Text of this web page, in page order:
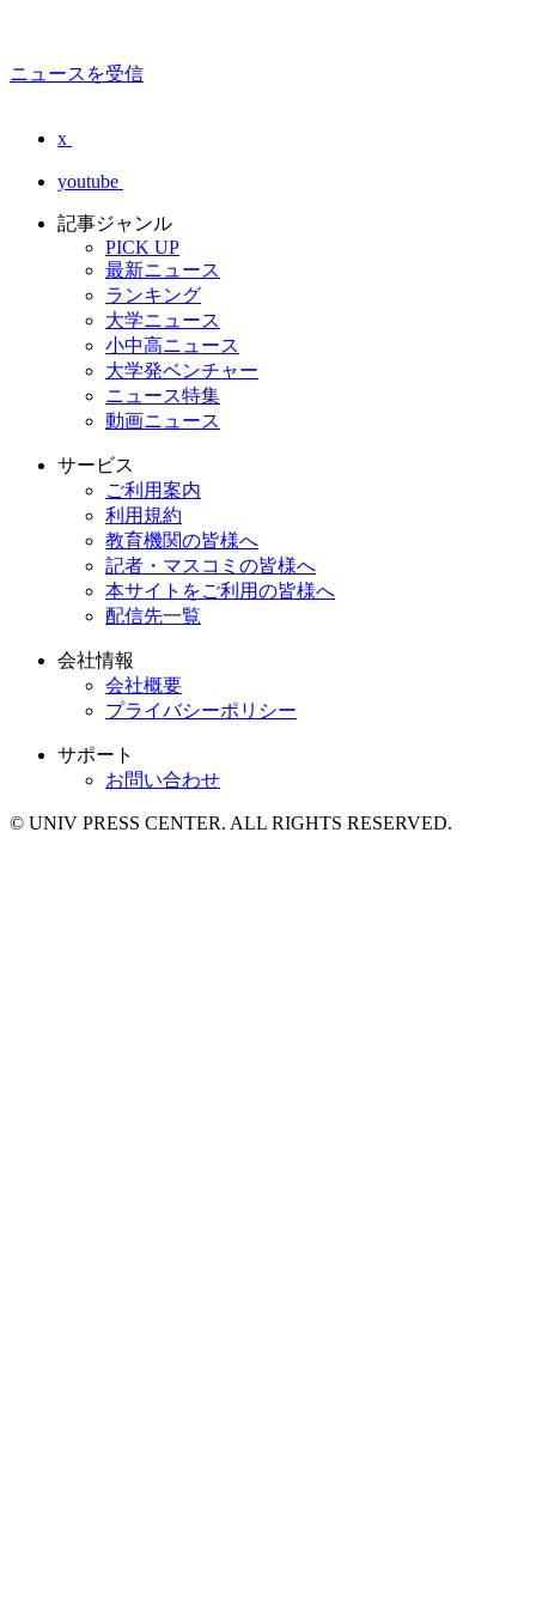
ニュースを受信
x
youtube
記事ジャンル
PICK UP
最新ニュース
ランキング
大学ニュース
小中高ニュース
大学発ベンチャー
ニュース特集
動画ニュース
サービス
ご利用案内
利用規約
教育機関の皆様へ
記者・マスコミの皆様へ
本サイトをご利用の皆様へ
配信先一覧
会社情報
会社概要
プライバシーポリシー
サポート
お問い合わせ
© UNIV PRESS CENTER. ALL RIGHTS RESERVED.